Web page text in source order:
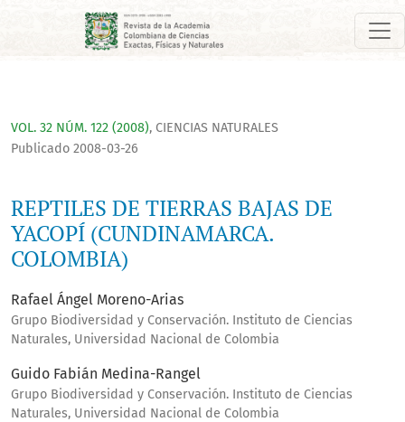
REPTILES DE TIERRAS BAJAS DE YACOPÍ (CUNDINAMARCA.
VOL. 32 NÚM. 122 (2008), CIENCIAS NATURALES
REPTILES DE TIERRAS BAJAS DE
YACOPÍ (CUNDINAMARCA.
COLOMBIA)
Publicado 2008-03-26
Rafael Ángel Moreno-Arias
Grupo Biodiversidad y Conservación. Instituto de Ciencias
Naturales, Universidad Nacional de Colombia
Guido Fabián Medina-Rangel
Grupo Biodiversidad y Conservación. Instituto de Ciencias
Naturales, Universidad Nacional de Colombia